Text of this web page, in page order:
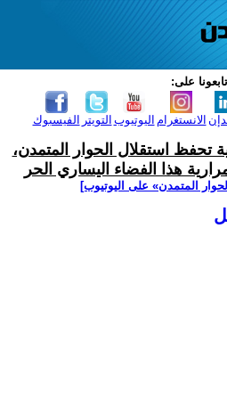
تابعونا على:
الفيسبوك التويتر اليوتيوب الانستغرام
تحفظ استقلال الحوار المتمدن،
هذا الفضاء اليساري الحر
المتمدن» على اليوتيوب]